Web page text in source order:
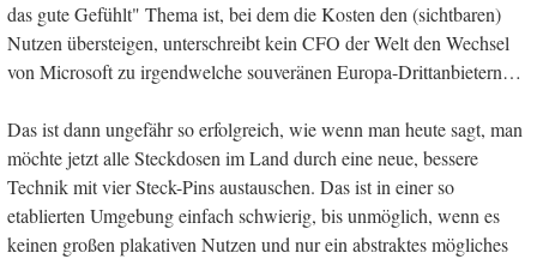
das gute Gefühlt" Thema ist, bei dem die Kosten den (sichtbaren)
Nutzen übersteigen, unterschreibt kein CFO der Welt den Wechsel
von Microsoft zu irgendwelche souveränen Europa-Drittanbietern…
Das ist dann ungefähr so erfolgreich, wie wenn man heute sagt, man
möchte jetzt alle Steckdosen im Land durch eine neue, bessere
Technik mit vier Steck-Pins austauschen. Das ist in einer so
etablierten Umgebung einfach schwierig, bis unmöglich, wenn es
keinen großen plakativen Nutzen und nur ein abstraktes mögliches